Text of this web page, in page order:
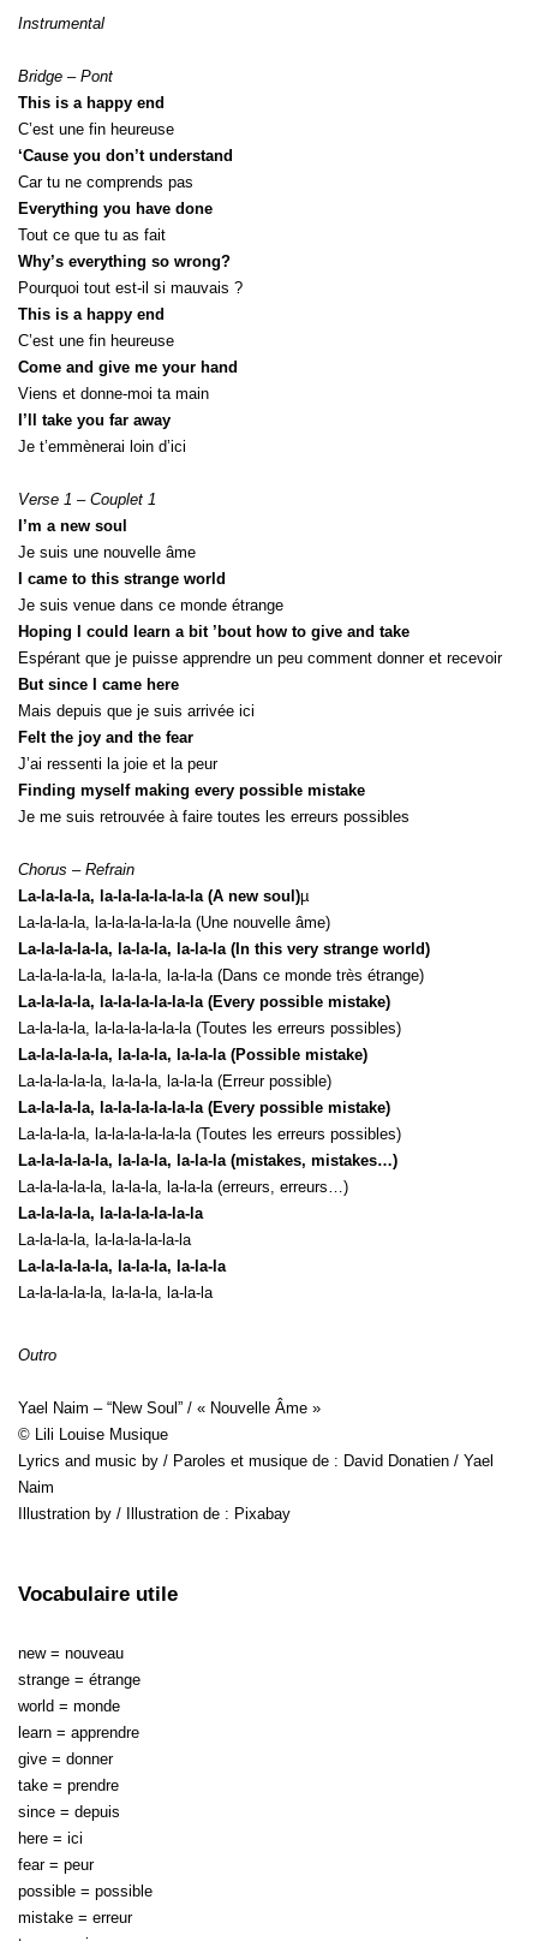
Instrumental
Bridge – Pont
This is a happy end
C’est une fin heureuse
‘Cause you don’t understand
Car tu ne comprends pas
Everything you have done
Tout ce que tu as fait
Why’s everything so wrong?
Pourquoi tout est-il si mauvais ?
This is a happy end
C’est une fin heureuse
Come and give me your hand
Viens et donne-moi ta main
I’ll take you far away
Je t’emmènerai loin d’ici
Verse 1 – Couplet 1
I’m a new soul
Je suis une nouvelle âme
I came to this strange world
Je suis venue dans ce monde étrange
Hoping I could learn a bit ’bout how to give and take
Espérant que je puisse apprendre un peu comment donner et recevoir
But since I came here
Mais depuis que je suis arrivée ici
Felt the joy and the fear
J’ai ressenti la joie et la peur
Finding myself making every possible mistake
Je me suis retrouvée à faire toutes les erreurs possibles
Chorus – Refrain
La-la-la-la, la-la-la-la-la-la (A new soul)µ
La-la-la-la, la-la-la-la-la-la (Une nouvelle âme)
La-la-la-la-la, la-la-la, la-la-la (In this very strange world)
La-la-la-la-la, la-la-la, la-la-la (Dans ce monde très étrange)
La-la-la-la, la-la-la-la-la-la (Every possible mistake)
La-la-la-la, la-la-la-la-la-la (Toutes les erreurs possibles)
La-la-la-la-la, la-la-la, la-la-la (Possible mistake)
La-la-la-la-la, la-la-la, la-la-la (Erreur possible)
La-la-la-la, la-la-la-la-la-la (Every possible mistake)
La-la-la-la, la-la-la-la-la-la (Toutes les erreurs possibles)
La-la-la-la-la, la-la-la, la-la-la (mistakes, mistakes…)
La-la-la-la-la, la-la-la, la-la-la (erreurs, erreurs…)
La-la-la-la, la-la-la-la-la-la
La-la-la-la, la-la-la-la-la-la
La-la-la-la-la, la-la-la, la-la-la
La-la-la-la-la, la-la-la, la-la-la
Outro
Yael Naim – “New Soul” / « Nouvelle Âme »
© Lili Louise Musique
Lyrics and music by / Paroles et musique de : David Donatien / Yael
Naim
Illustration by / Illustration de : Pixabay
Vocabulaire utile
new = nouveau
strange = étrange
world = monde
learn = apprendre
give = donner
take = prendre
since = depuis
here = ici
fear = peur
possible = possible
mistake = erreur